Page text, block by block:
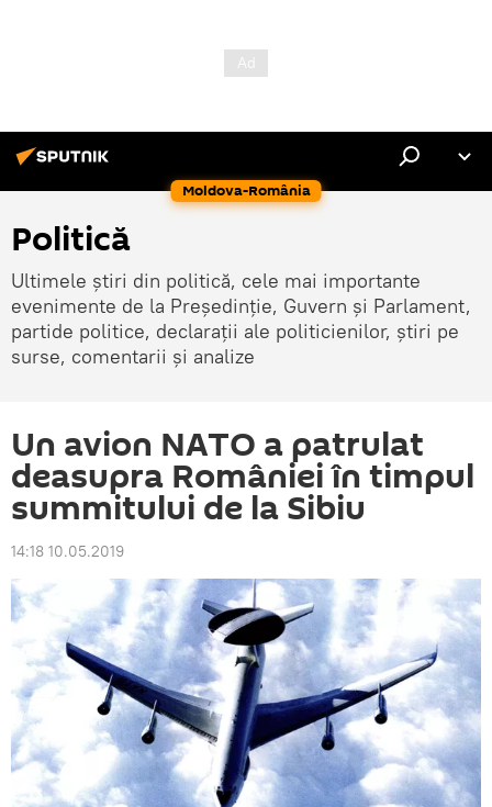
Moldova-România
Politică
Ultimele știri din politică, cele mai importante
evenimente de la Președinție, Guvern și Parlament,
partide politice, declarații ale politicienilor, știri pe
surse, comentarii și analize
Un avion NATO a patrulat
deasupra României în timpul
summitului de la Sibiu
14:18 10.05.2019